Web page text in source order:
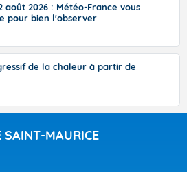
août 2026 : Météo-France vous
pour bien l'observer
de la chaleur à partir de
SAINT-MAURICE